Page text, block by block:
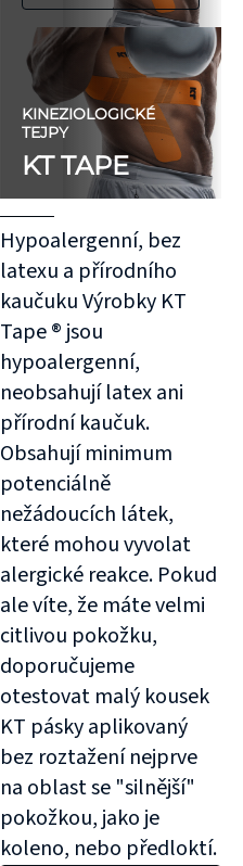
KINEZIOLOGICKÉ
TEJPY
KT TAPE
Hypoalergenní, bez
latexu a přírodního
kaučuku Výrobky KT
Tape ® jsou
hypoalergenní,
neobsahují latex ani
přírodní kaučuk.
Obsahují minimum
potenciálně
nežádoucích látek,
které mohou vyvolat
alergické reakce. Pokud
ale víte, že máte velmi
citlivou pokožku,
doporučujeme
otestovat malý kousek
KT pásky aplikovaný
bez roztažení nejprve
na oblast se "silnější"
pokožkou, jako je
koleno, nebo předloktí.